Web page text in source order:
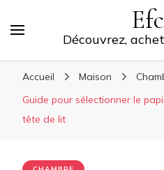
Découvrez,
Accueil Maison
Guide pour sélectionner le
tête de lit